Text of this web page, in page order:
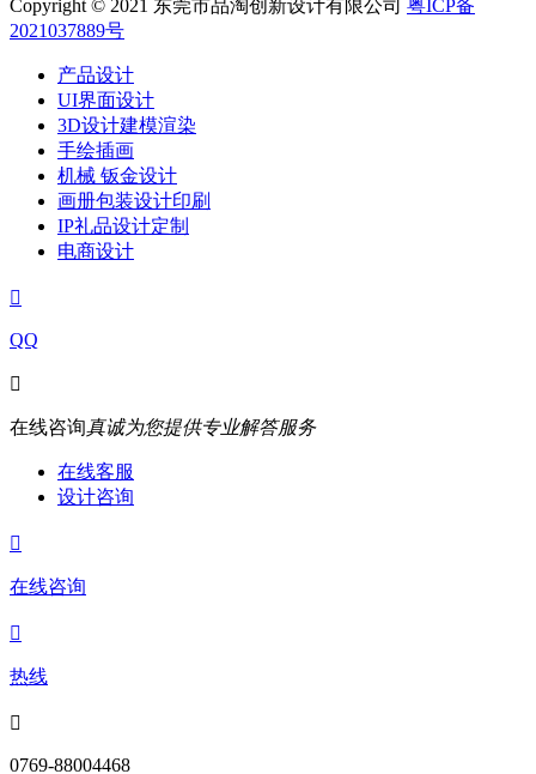
Copyright © 2021 东莞市品淘创新设计有限公司 粤ICP备
2021037889号
产品设计
UI界面设计
3D设计建模渲染
手绘插画
机械 钣金设计
画册包装设计印刷
IP礼品设计定制
电商设计

QQ

在线咨询真诚为您提供专业解答服务
在线客服
设计咨询

在线咨询

热线

0769-88004468